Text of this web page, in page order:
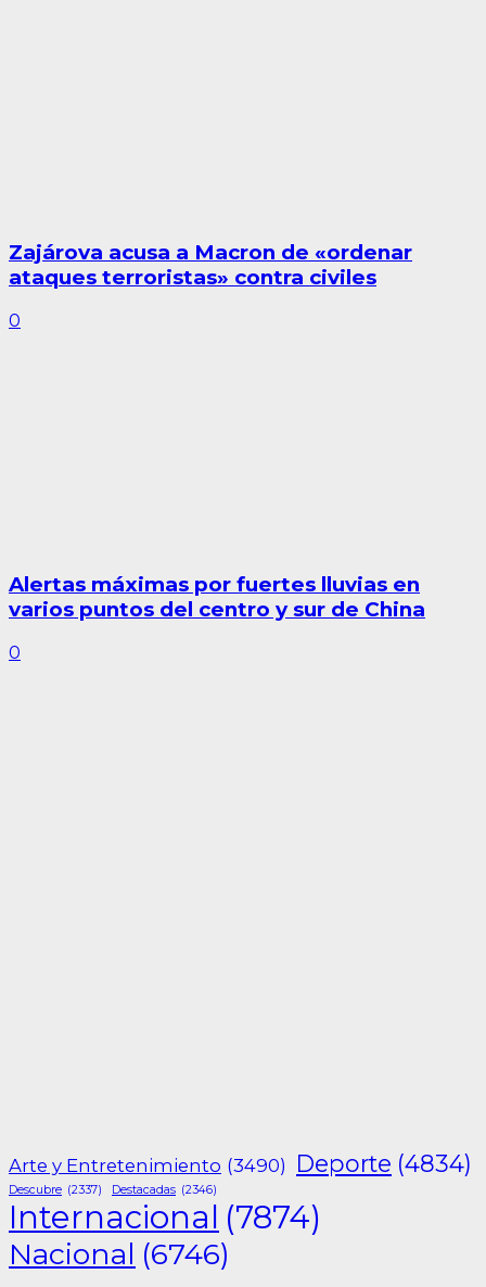
Zajárova acusa a Macron de «ordenar
ataques terroristas» contra civiles
0
Alertas máximas por fuertes lluvias en
varios puntos del centro y sur de China
0
Arte y Entretenimiento (3490) Deporte (4834)
Descubre (2337) Destacadas (2346)
Internacional (7874)
Nacional (6746)